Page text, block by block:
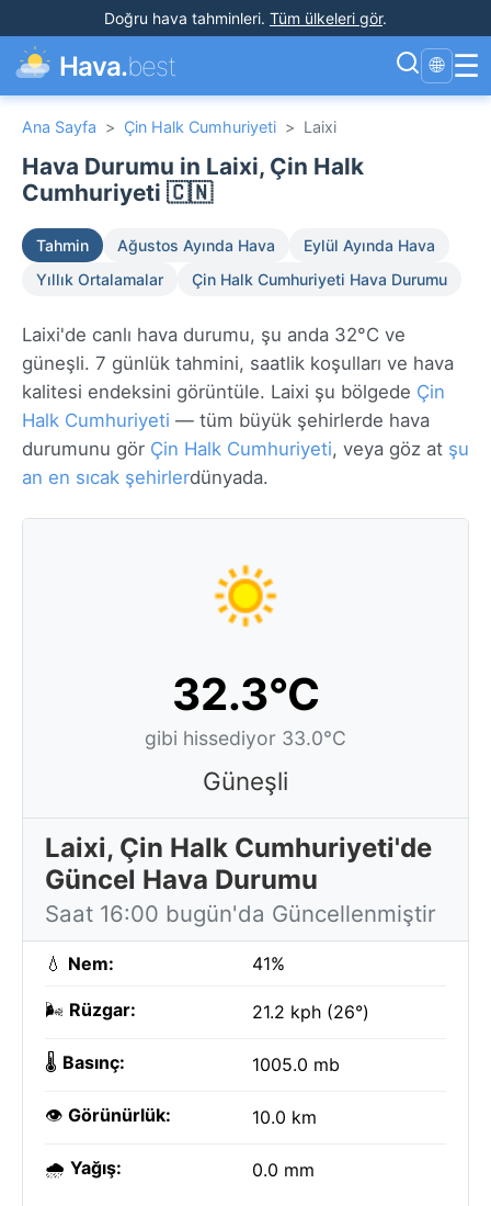
Doğru hava tahminleri. Tüm ülkeleri gör.
Hava.best 🌐 ☰
Ana Sayfa > Çin Halk Cumhuriyeti > Laixi
Hava Durumu in Laixi, Çin Halk
Cumhuriyeti 🇨🇳
Tahmin Ağustos Ayında Hava
Eylül Ayında Hava
Yıllık Ortalamalar
Çin Halk Cumhuriyeti Hava Durumu
Laixi'de canlı hava durumu, şu anda 32°C ve
güneşli. 7 günlük tahmini, saatlik koşulları ve hava
kalitesi endeksini görüntüle. Laixi şu bölgede Çin
Halk Cumhuriyeti — tüm büyük şehirlerde hava
durumunu gör Çin Halk Cumhuriyeti, veya göz at şu
an en sıcak şehirlerdünyada.
32.3°C
gibi hissediyor 33.0°C
Güneşli
Laixi, Çin Halk Cumhuriyeti'de
Güncel Hava Durumu
Saat 16:00 bugün'da Güncellenmiştir
💧 Nem: 41%
🌬️ Rüzgar: 21.2 kph (26°)
🌡️ Basınç: 1005.0 mb
👁️ Görünürlük: 10.0 km
🌧️ Yağış: 0.0 mm